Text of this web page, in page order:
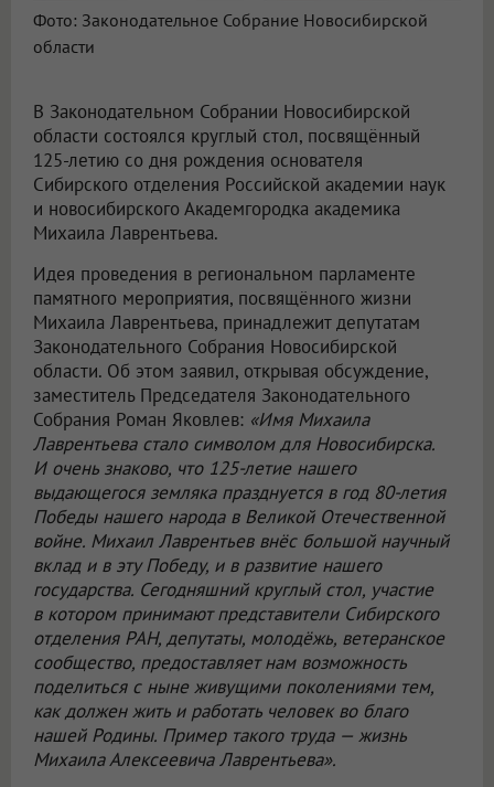
Фото: Законодательное Собрание Новосибирской
области
В Законодательном Собрании Новосибирской
области состоялся круглый стол, посвящённый
125-летию со дня рождения основателя
Сибирского отделения Российской академии наук
и новосибирского Академгородка академика
Михаила Лаврентьева.
Идея проведения в региональном парламенте
памятного мероприятия, посвящённого жизни
Михаила Лаврентьева, принадлежит депутатам
Законодательного Собрания Новосибирской
области. Об этом заявил, открывая обсуждение,
заместитель Председателя Законодательного
Собрания Роман Яковлев: «Имя Михаила
Лаврентьева стало символом для Новосибирска.
И очень знаково, что 125-летие нашего
выдающегося земляка празднуется в год 80-летия
Победы нашего народа в Великой Отечественной
войне. Михаил Лаврентьев внёс большой научный
вклад и в эту Победу, и в развитие нашего
государства. Сегодняшний круглый стол, участие
в котором принимают представители Сибирского
отделения РАН, депутаты, молодёжь, ветеранское
сообщество, предоставляет нам возможность
поделиться с ныне живущими поколениями тем,
как должен жить и работать человек во благо
нашей Родины. Пример такого труда — жизнь
Михаила Алексеевича Лаврентьева».